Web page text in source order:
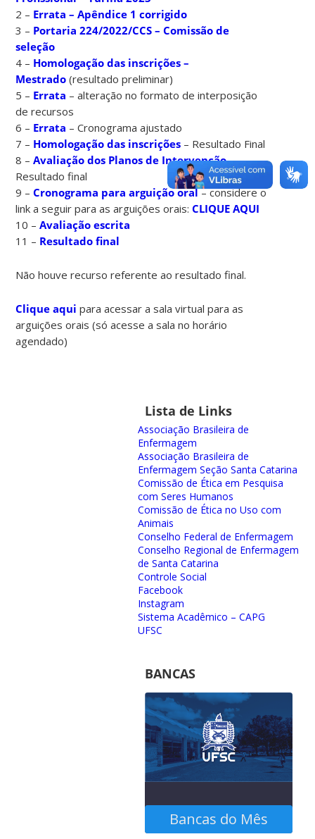
2 – Errata – Apêndice 1 corrigido
3 – Portaria 224/2022/CCS – Comissão de
seleção
4 – Homologação das inscrições –
Mestrado (resultado preliminar)
5 – Errata – alteração no formato de interposição
de recursos
6 – Errata – Cronograma ajustado
7 – Homologação das inscrições – Resultado Final
8 –Avaliação dos Planos de Intervenção–
Resultado final
9 –Cronograma para arguição oral– considere o
link a seguir para as arguições orais:CLIQUE AQUI
10 –Avaliação escrita
11 – Resultado final
Não houve recurso referente ao resultado final.
Clique aqui para acessar a sala virtual para as
arguições orais (só acesse a sala no horário
agendado)
Lista de Links
Associação Brasileira de
Enfermagem
Associação Brasileira de
Enfermagem Seção Santa Catarina
Comissão de Ética em Pesquisa
com Seres Humanos
Comissão de Ética no Uso com
Animais
Conselho Federal de Enfermagem
Conselho Regional de Enfermagem
de Santa Catarina
Controle Social
Facebook
Instagram
Sistema Acadêmico – CAPG
UFSC
BANCAS
Bancas do Mês